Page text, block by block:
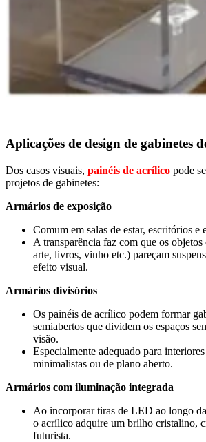
Aplicações de design de gabinetes
Dos casos visuais, painéis de acrílico pode
projetos de gabinetes:
Armários de exposição
Comum em salas de estar, escritórios e
A transparência faz com que os objetos
arte, livros, vinho etc.) pareçam
efeito visual.
Armários divisórios
Os painéis de acrílico podem formar
semiabertos que dividem os espaços
visão.
Especialmente adequado para
minimalistas ou de plano aberto.
Armários com iluminação integrada
Ao incorporar tiras de LED ao longo
o acrílico adquire um brilho cristalino,
futurista.